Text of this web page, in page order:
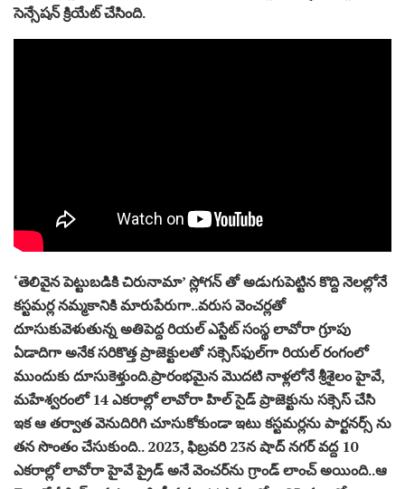
సెన్సేషన్ క్రియేట్ చేసింది.
‘తెలివైన పెట్టుబడికి చిరునామా’ స్లోగన్ తో అడుగుపెట్టిన కొద్ది నెలల్లోనే
కస్టమర్ల నమ్మకానికి మారుపేరుగా..వరుస వెంచర్లతో
దూసుకువెళుతున్న అతిపెద్ద రియల్ ఎస్టేట్ సంస్థ లావోరా గ్రూపు
ఏడాదిగా అనేక సరికొత్త ప్రాజెక్టులతో సక్సెస్‌ఫుల్‌గా రియల్ రంగంలో
ముందుకు దూసుకెళ్తుంది.ప్రారంభమైన మొదటి నాళ్లలోనే శ్రీశైలం హైవే,
మహేశ్వరంలో 14 ఎకరాల్లో లావోరా హిల్ సైడ్ ప్రాజెక్టును సక్సెస్ చేసి
ఇక ఆ తర్వాత వెనుదిరిగి చూసుకోకుండా ఇటు కస్టమర్లను పార్టనర్స్ ను
తన సొంతం చేసుకుంది.. 2023, ఫిబ్రవరి 23న షాద్ నగర్ వద్ద 10
ఎకరాల్లో లావోరా హైవే ప్రైడ్ అనే వెంచర్‌ను గ్రాండ్ లాంచ్ అయింది..ఆ